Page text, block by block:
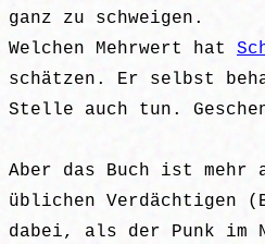
ganz zu schweigen.
Welchen Mehrwert hat
schätzen. Er selbst
Stelle auch tun.
Aber das Buch ist mehr
üblichen Verdächtigen
dabei, als der Punk im